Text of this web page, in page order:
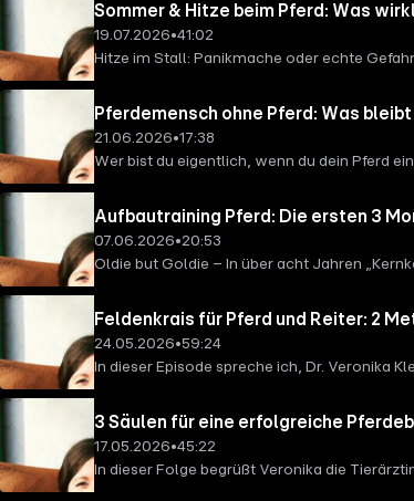
Sommer & Hitze beim Pferd: Was
19.07.2026•41:02
Hitze im Stall: Panikmache oder echte
Pferdemensch ohne Pferd: Was bleibt
21.06.2026•17:38
Wer bist du eigentlich, wenn du dein Pferd
Burnout und über meine These: Dein Pferd
Aufbautraining Pferd: Die ersten 3
07.06.2026•20:53
Oldie but Goldie – In über acht Jahren
Blick für das Pferd. -Viel Freude beim
Feldenkrais für Pferd und Reiter: 2
24.05.2026•59:24
In dieser Episode spreche ich, Dr. Veronika
3 Säulen für eine erfolgreiche
17.05.2026•45:22
In dieser Folge begrüßt Veronika die